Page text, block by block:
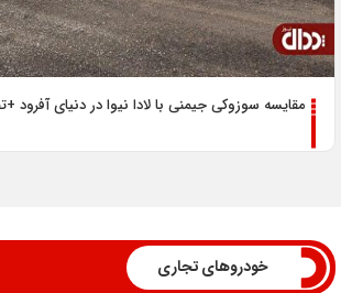
مقایسه سوزوکی جیمنی با لادا نیوا در دنیای آفرود
خودروهای تجاری